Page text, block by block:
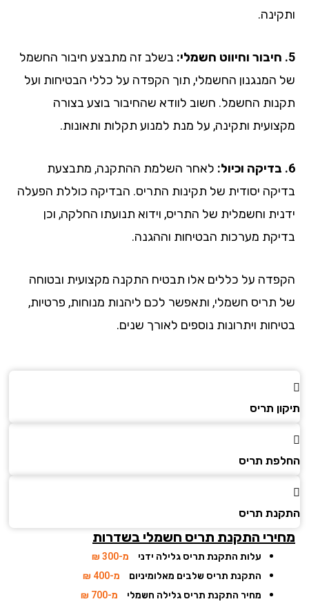
בשלב זה מתבצע חיבור החשמל
המנגנון החשמלי, תוך הקפדה על כללי הבטיחות ועל
החשמל. חשוב לוודא שהחיבור בוצע בצורה
ותקינה, על מנת למנוע תקלות ותאונות.
לאחר השלמת ההתקנה, מתבצעת
יסודית של תקינות התריס. הבדיקה כוללת הפעלה
וחשמלית של התריס, וידוא תנועתו החלקה, וכן
מערכות הבטיחות וההגנה.
על כללים אלו תבטיח התקנה מקצועית ובטוחה
תריס חשמלי, ותאפשר לכם ליהנות מנוחות, פרטיות,
ויתרונות נוספים לאורך שנים.
תריס
תריס
תריס
התקנת תריס חשמלי בשדרות
עלות התקנת תריס גלילה ידני
מ-300 ₪
התקנת תריס שלבים מאלומיניום
מ-400 ₪
מחיר התקנת תריס גלילה חשמלי
מ-700 ₪